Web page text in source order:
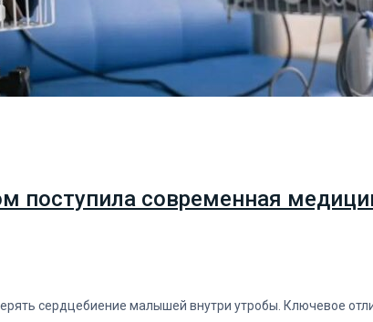
поступила современная
сердцебиение малышей внутри утробы. Ключевое